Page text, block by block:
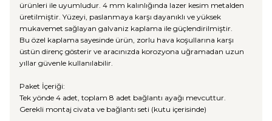
ürünleri ile uyumludur. 4 mm kalınlığında lazer kesim metalden
üretilmiştir. Yüzeyi, paslanmaya karşı dayanıklı ve yüksek
mukavemet sağlayan galvaniz kaplama ile güçlendirilmiştir.
Bu özel kaplama sayesinde ürün, zorlu hava koşullarına karşı
üstün direnç gösterir ve aracınızda korozyona uğramadan uzun
yıllar güvenle kullanılabilir.
Paket İçeriği:
Tek yönde 4 adet, toplam 8 adet bağlantı ayağı mevcuttur.
Gerekli montaj civata ve bağlantı seti (kutu içerisinde)